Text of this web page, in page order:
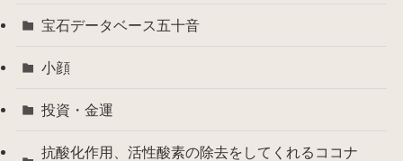
宝石データベース五十音
小顔
投資・金運
抗酸化作用、活性酸素の除去をしてくれるココナ